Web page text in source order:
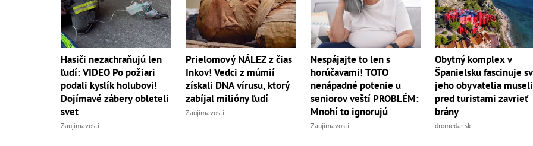
Hasiči nezachraňujú len
ľudí: VIDEO Po požiari
podali kyslík holubovi!
Dojímavé zábery obleteli
svet
Zaujímavosti
Prielomový NÁLEZ z čias
Inkov! Vedci z múmií
získali DNA vírusu, ktorý
zabíjal milióny ľudí
Zaujímavosti
Nespájajte to len s
horúčavami! TOTO
nenápadné potenie u
seniorov veští PROBLÉM:
Mnohí to ignorujú
Zaujímavosti
Obytný komplex v
Španielsku fascinuje
jeho obyvatelia museli
pred turistami zavrieť
brány
dromedar.sk